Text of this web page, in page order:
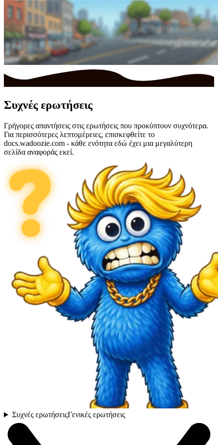
Συχνές ερωτήσεις
Γρήγορες απαντήσεις στις ερωτήσεις που προκύπτουν συχνότερα.
Για περισσότερες λεπτομέρειες, επισκεφθείτε το
docs.wadoozie.com - κάθε ενότητα εδώ έχει μια μεγαλύτερη
σελίδα αναφοράς εκεί.
Συχνές ερωτήσειςΓενικές ερωτήσεις